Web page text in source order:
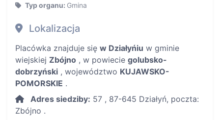
Typ organu: Gmina
Lokalizacja
Placówka znajduje się w Działyńiu w gminie
wiejskiej Zbójno , w powiecie golubsko-
dobrzyński , województwo KUJAWSKO-
POMORSKIE .
Adres siedziby: 57 , 87-645 Działyń, poczta:
Zbójno .